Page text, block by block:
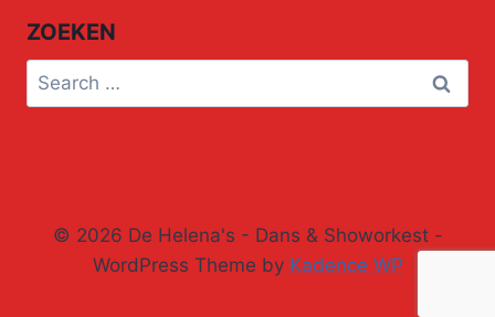
ZOEKEN
Search
for:
© 2026 De Helena's - Dans & Showorkest -
WordPress Theme by Kadence WP